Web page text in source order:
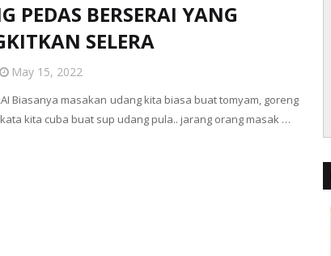
PEDAS BERSERAI YANG
SELERA
May 15, 2022
Biasanya masakan udang kita biasa buat tomyam, goreng
kita cuba buat sup udang pula.. jarang orang masak …